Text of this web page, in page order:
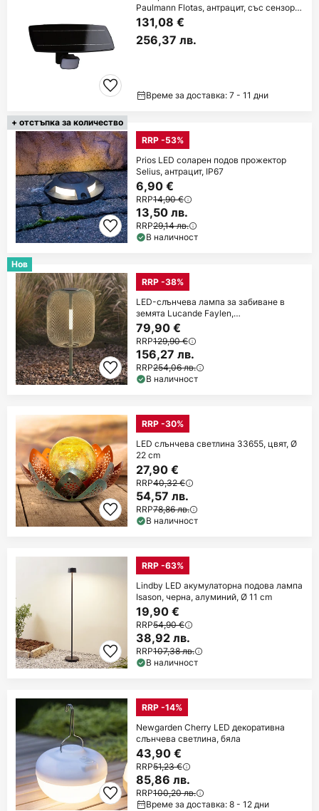
Paulmann Flotas, антрацит, със сензор,
IP65
131,08 €
256,37 лв.
Време за доставка: 7 - 11 дни
+ отстъпка за количество
RRP -53%
Prios LED соларен подов прожектор
Selius, антрацит, IP67
6,90 €
RRP14,90 €
13,50 лв.
RRP29,14 лв.
В наличност
Нов
RRP -38%
LED-слънчева лампа за забиване в
земята Lucande Faylen,
салатенозелена, IP65
79,90 €
RRP129,90 €
156,27 лв.
RRP254,06 лв.
В наличност
RRP -30%
LED слънчева светлина 33655, цвят, Ø
22 cm
27,90 €
RRP40,32 €
54,57 лв.
RRP78,86 лв.
В наличност
RRP -63%
Lindby LED акумулаторна подова лампа
Isason, черна, алуминий, Ø 11 cm
19,90 €
RRP54,90 €
38,92 лв.
RRP107,38 лв.
В наличност
RRP -14%
Newgarden Cherry LED декоративна
слънчева светлина, бяла
43,90 €
RRP51,23 €
85,86 лв.
RRP100,20 лв.
Време за доставка: 8 - 12 дни